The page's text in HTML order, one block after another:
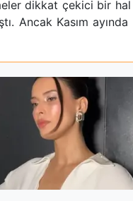
dikkat çekici bir hal
Ancak Kasım